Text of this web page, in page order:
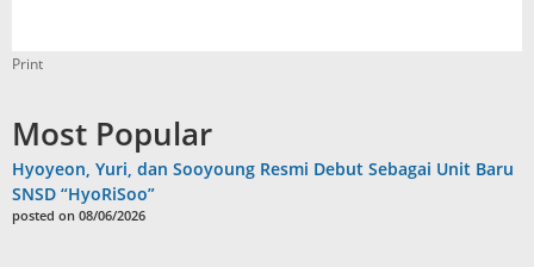
Print
Most Popular
Hyoyeon, Yuri, dan Sooyoung Resmi Debut Sebagai Unit Baru
SNSD “HyoRiSoo”
posted on 08/06/2026